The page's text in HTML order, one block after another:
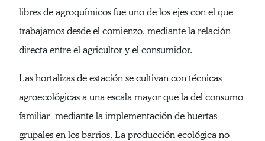
libres de agroquímicos fue uno de los ejes con el que
trabajamos desde el comienzo, mediante la relación
directa entre el agricultor y el consumidor.
Las hortalizas de estación se cultivan con técnicas
agroecológicas a una escala mayor que la del consumo
familiar mediante la implementación de huertas
grupales en los barrios. La producción ecológica no